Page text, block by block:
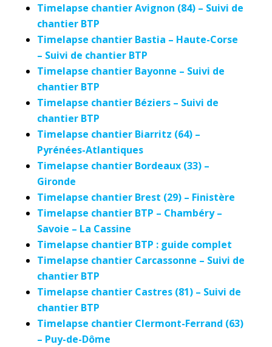
Timelapse chantier Avignon (84) – Suivi de
chantier BTP
Timelapse chantier Bastia – Haute-Corse
– Suivi de chantier BTP
Timelapse chantier Bayonne – Suivi de
chantier BTP
Timelapse chantier Béziers – Suivi de
chantier BTP
Timelapse chantier Biarritz (64) –
Pyrénées-Atlantiques
Timelapse chantier Bordeaux (33) –
Gironde
Timelapse chantier Brest (29) – Finistère
Timelapse chantier BTP – Chambéry –
Savoie – La Cassine
Timelapse chantier BTP : guide complet
Timelapse chantier Carcassonne – Suivi de
chantier BTP
Timelapse chantier Castres (81) – Suivi de
chantier BTP
Timelapse chantier Clermont-Ferrand (63)
– Puy-de-Dôme